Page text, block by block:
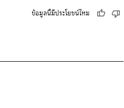
ข้อมูลนี้มีประโยชน์ไหม